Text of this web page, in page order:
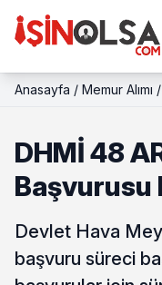
Anasayfa / Memur Alımı /
DHMİ 48
Başvurusu
Devlet Hava
başvuru süreci